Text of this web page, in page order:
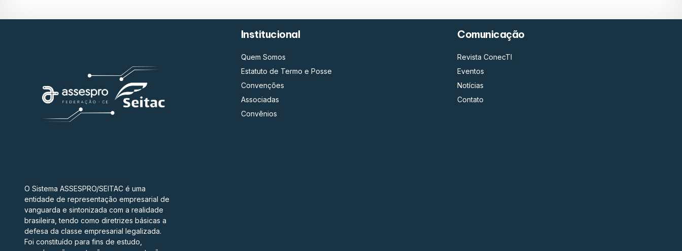
O Sistema ASSESPRO/SEITAC é uma
entidade de representação empresarial de
vanguarda e sintonizada com a realidade
brasileira, tendo como diretrizes básicas a
defesa da classe empresarial legalizada.
Foi constituído para fins de estudo,
Institucional
Quem Somos
Estatuto de Termo e Posse
Convenções
Associadas
Convênios
Comunicação
Revista ConecTI
Eventos
Notícias
Contato